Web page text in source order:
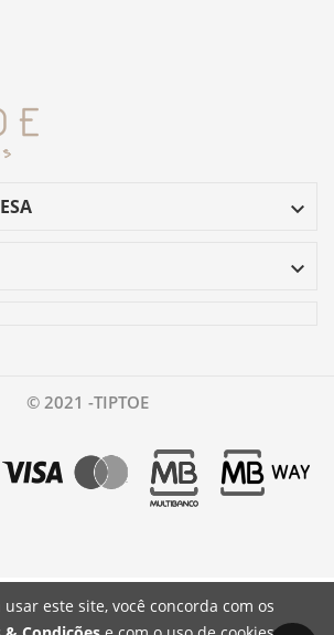
este site, você concorda com os


© 2021 -TIPTOE